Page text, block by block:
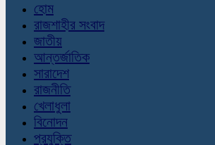
হোম
রাজশাহীর সংবাদ
জাতীয়
আন্তর্জাতিক
সারাদেশ
রাজনীতি
খেলাধুলা
বিনোদন
প্রযুক্তি